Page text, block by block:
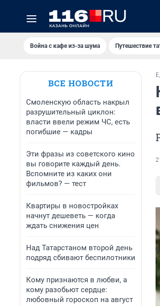
Война с кафе из-за шума Путешествие
ВСЕ НОВОСТИ
Смоленскую область накрыл
разрушительный циклон:
власти ввели режим ЧС, есть
погибшие — кадры
Эти фразы из советского кино
вы говорите каждый день.
Вспомните из каких они
фильмов? — тест
Квартиры в новостройках
начнут дешеветь — когда
ждать снижения цен
Над Татарстаном второй день
подряд сбивают беспилотники
Кому признаются в любви, а
кому разобьют сердце:
любовный гороскоп на август